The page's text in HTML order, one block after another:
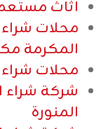
اثاث
محلات
المكرمة
محلات
شركة شراء
المنورة